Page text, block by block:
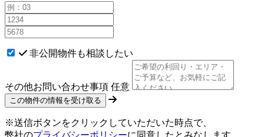
非公開物件も相談したい
その他お問い合わせ事項 任意
※送信ボタンをクリックしていただいた時点で、
弊社のプライバシーポリシーに同意したとみなします。